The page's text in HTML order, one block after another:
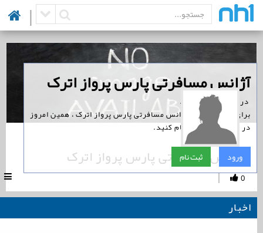
|
‏آژانس مسافرتی پارس پرواز اترک
‏ در نوین همراه است.
برای پیگیری اخبار آژانس مسافرتی پارس پرواز اترک ، همین امروز
در نوین همراه ثبت نام کنید.
ورود ثبت نام
آژانس مسافرتی پارس پرواز اترک
0
|
اخبار